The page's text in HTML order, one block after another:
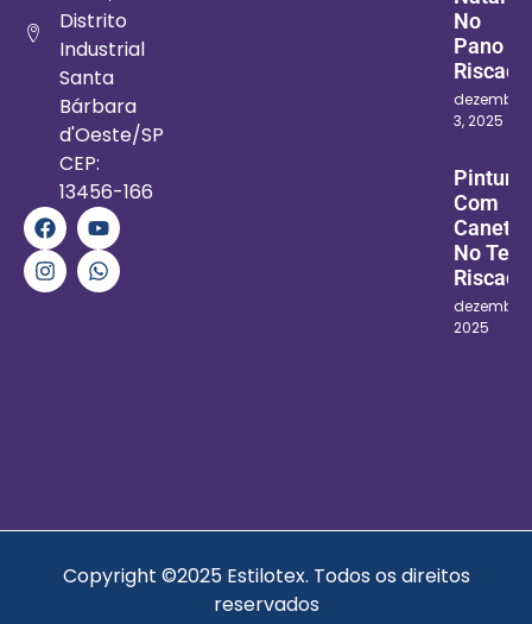
Distrito
Industrial
Santa
Bárbara
d'Oeste/SP
CEP:
13456-166
No
Pano
Riscado
dezembro
3, 2025
Pintura
Com
No
Riscado
dezembro
2025
Copyright ©2025 Estilotex. Todos os direitos
reservados